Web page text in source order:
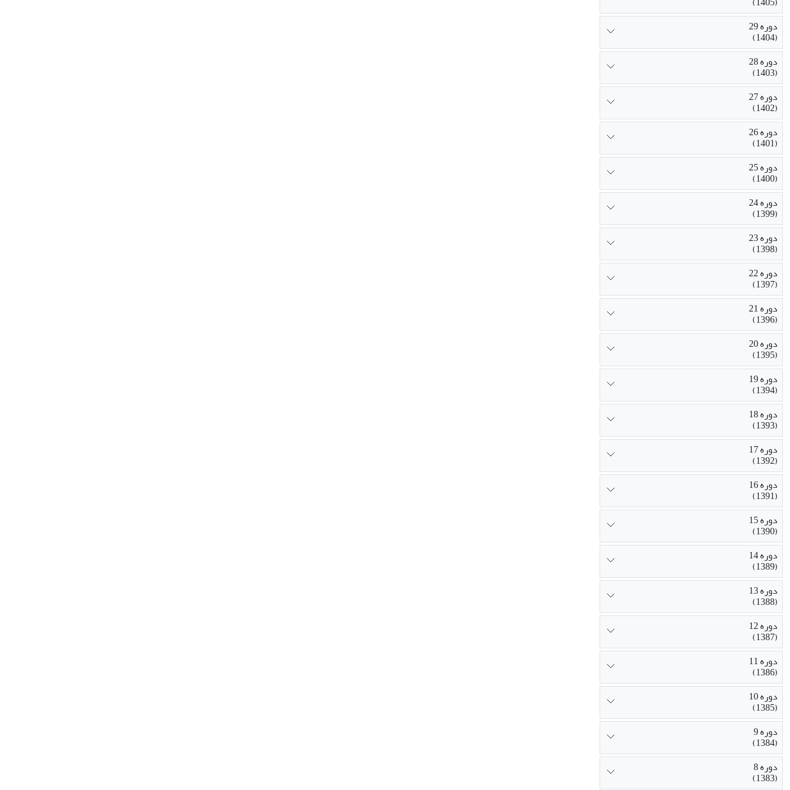
دوره 29
(1404)
دوره 28
(1403)
دوره 27
(1402)
دوره 26
(1401)
دوره 25
(1400)
دوره 24
(1399)
دوره 23
(1398)
دوره 22
(1397)
دوره 21
(1396)
دوره 20
(1395)
دوره 19
(1394)
دوره 18
(1393)
دوره 17
(1392)
دوره 16
(1391)
دوره 15
(1390)
دوره 14
(1389)
دوره 13
(1388)
دوره 12
(1387)
دوره 11
(1386)
دوره 10
(1385)
دوره 9
(1384)
دوره 8
(1383)